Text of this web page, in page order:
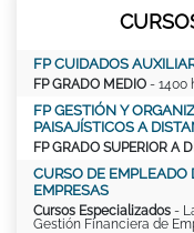
FP CUIDADOS
FP GRADO MEDIO - 1400
FP GESTIÓN Y
PAISAJÍSTICOS A
FP GRADO SUPERIOR A
CURSO DE EMPLEADO
EMPRESAS
Cursos Especializados -
Gestión Financiera de